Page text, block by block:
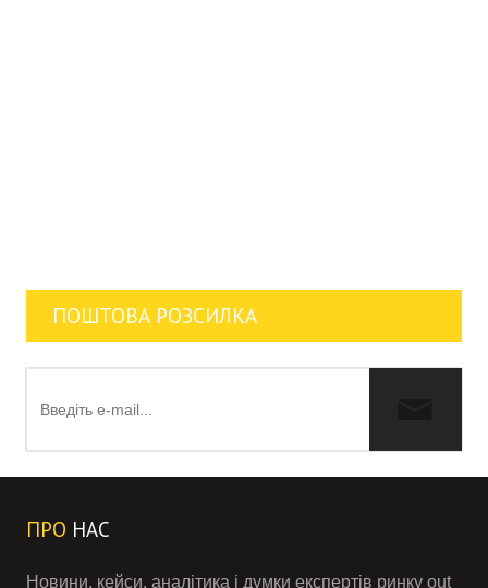
ПОШТОВА РОЗСИЛКА
ПРО НАС
Новини, кейси, аналітика і думки експертів ринку out